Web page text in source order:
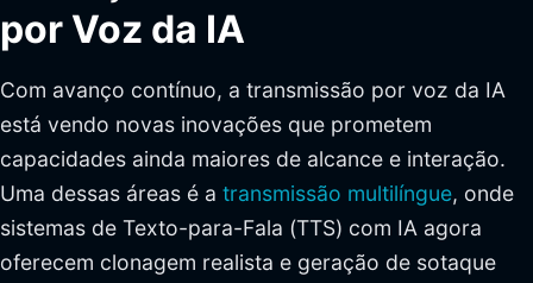
por Voz da IA
Com avanço contínuo, a transmissão por voz da IA
está vendo novas inovações que prometem
capacidades ainda maiores de alcance e interação.
Uma dessas áreas é a transmissão multilíngue, onde
sistemas de Texto-para-Fala (TTS) com IA agora
oferecem clonagem realista e geração de sotaque